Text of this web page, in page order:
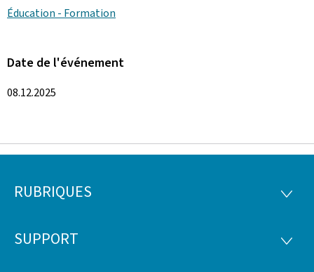
Éducation - Formation
Date de l'événement
08.12.2025
Pied
page
RUBRIQUES
SUPPORT